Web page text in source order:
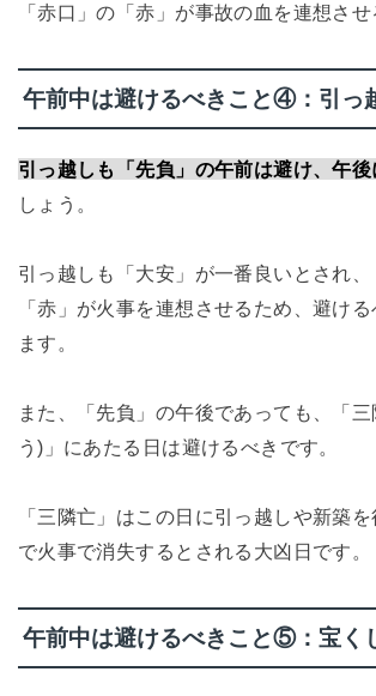
「赤口」の「赤」が事故の血を連想させ
午前中は避けるべきこと④：引っ
引っ越しも「先負」の午前は避け、午
しょう。
引っ越しも「大安」が一番良いとされ
「赤」が火事を連想させるため、避け
ます。
また、「先負」の午後であっても、「
う)」にあたる日は避けるべきです。
「三隣亡」はこの日に引っ越しや新築
で火事で消失するとされる大凶日です。
午前中は避けるべきこと⑤：宝く